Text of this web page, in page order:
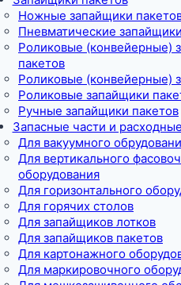
Ножные запайщики
Пневматические
Роликовые (конвейерные)
пакетов
Роликовые (конвейерные)
Роликовые запайщики
Ручные запайщики пакетов
Запасные части и
Для вакуумного
Для вертикального
оборудования
Для горизонтального
Для горячих столов
Для запайщиков лотков
Для запайщиков пакетов
Для картонажного
Для маркировочного